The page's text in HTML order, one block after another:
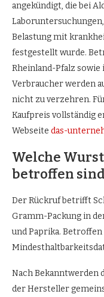
angekündigt, die bei
Belastung mit
festgestellt wurde.
Rheinland-Pfalz
Verbraucher werden
nicht zu verzehren.
Kaufpreis vollständig
Webseite das-
Welche
betroffen sind
Der Rückruf betrifft
Gramm-Packung in
und Paprika.
Nach Bekanntwerden
der Hersteller